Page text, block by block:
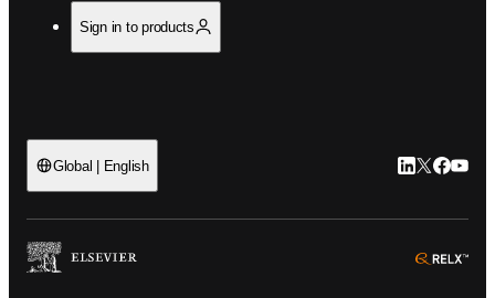
Sign in to products
Global | English LinkedIn 新
Twitter 新